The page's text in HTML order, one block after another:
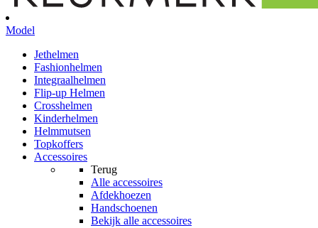
Model
Jethelmen
Fashionhelmen
Integraalhelmen
Flip-up Helmen
Crosshelmen
Kinderhelmen
Helmmutsen
Topkoffers
Accessoires
Terug
Alle accessoires
Afdekhoezen
Handschoenen
Bekijk alle accessoires